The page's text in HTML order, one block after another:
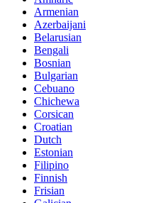
Armenian
Azerbaijani
Belarusian
Bengali
Bosnian
Bulgarian
Cebuano
Chichewa
Corsican
Croatian
Dutch
Estonian
Filipino
Finnish
Frisian